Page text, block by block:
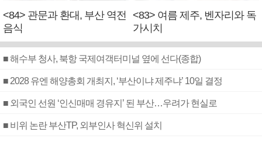
<84> 관문과 환대, 부산 역전
음식
<83> 여름 제주, 벤자리와 독
가시치
■ 해수부 청사, 북항 국제여객터미널 옆에 선다(종합)
■ 2028 유엔 해양총회 개최지, ‘부산이냐 제주냐’ 10일 결정
■ 외국인 선원 ‘인신매매 경유지’ 된 부산…우려가 현실로
■ 비위 논란 부산TP, 외부인사 혁신위 설치